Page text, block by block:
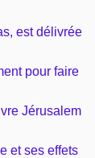
est délivrée
pour faire
Jérusalem
et ses effets